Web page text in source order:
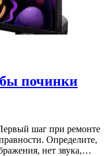
починки
шаг при ремонте
Определите,
нет звука,…